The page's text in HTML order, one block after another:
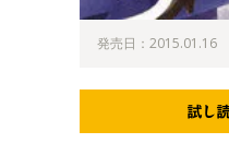
発売日：2015.01.16